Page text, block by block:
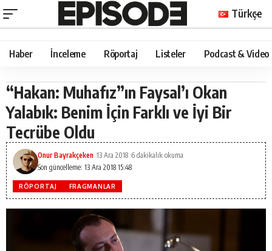
Türkçe
Haber İnceleme Röportaj Listeler Podcast & Video
“Hakan: Muhafız”ın Faysal’ı Okan
Yalabık: Benim İçin Farklı ve İyi Bir
Tecrübe Oldu
Son güncelleme: 13 Ara 2018 15:48
Onur Bayrakçeken 13 Ara 2018 6 dakikalık okuma
RÖPORTAJ FRAGMANLAR